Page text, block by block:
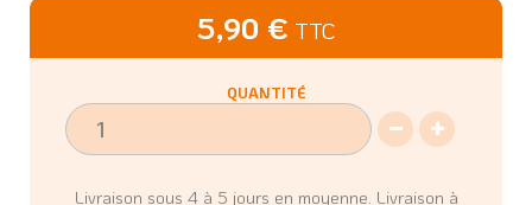
5,90 € TTC
QUANTITÉ
Livraison sous 4 à 5 jours en moyenne. Livraison à